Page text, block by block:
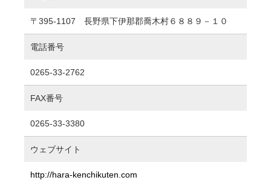
〒395-1107 長野県下伊那郡喬木村６８８９－１０
電話番号
0265-33-2762
FAX番号
0265-33-3380
ウェブサイト
http://hara-kenchikuten.com